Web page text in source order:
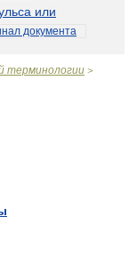
или
документа
терминологии >